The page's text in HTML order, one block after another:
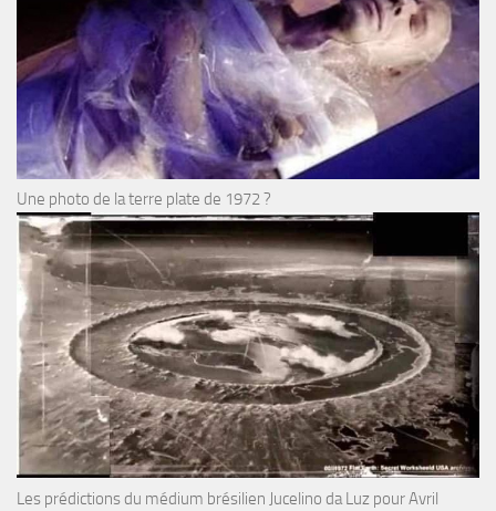
Une photo de la terre plate de 1972 ?
Les prédictions du médium brésilien Jucelino da Luz pour Avril